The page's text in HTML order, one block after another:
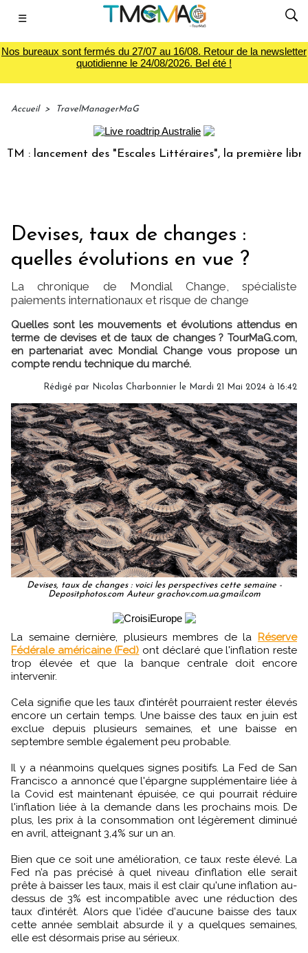
☰
Nos bureaux sont fermés du 27/07 au 16/08. Retour de la newsletter
quotidienne le 24/08/2026. Bel été !
Accueil > TravelManagerMaG
des "Escales Littéraires", la première librairie du
Devises, taux de changes :
quelles évolutions en vue ?
La chronique de Mondial Change, spécialiste
paiements internationaux et risque de change
Quelles sont les mouvements et évolutions attendus en
terme de devises et de taux de changes ? TourMaG.com,
en partenariat avec Mondial Change vous propose un
compte rendu technique du marché.
Rédigé par Nicolas Charbonnier le Mardi 21 Mai 2024 à 16:42
Devises, taux de changes : voici les perspectives cette semaine -
Depositphotos.com Auteur grachov.com.ua.gmail.com
La semaine dernière, plusieurs membres de la Réserve
Fédérale américaine (Fed) ont déclaré que l'inflation reste
trop élevée et que la banque centrale doit encore
intervenir.
Cela signifie que les taux d’intérêt pourraient rester élevés
encore un certain temps. Une baisse des taux en juin est
exclue depuis plusieurs semaines, et une baisse en
septembre semble également peu probable.
Il y a néanmoins quelques signes positifs. La Fed de San
Francisco a annoncé que l'épargne supplémentaire liée à
la Covid est maintenant épuisée, ce qui pourrait réduire
l'inflation liée à la demande dans les prochains mois. De
plus, les prix à la consommation ont légèrement diminué
en avril, atteignant 3,4% sur un an.
Bien que ce soit une amélioration, ce taux reste élevé. La
Fed n’a pas précisé à quel niveau d’inflation elle serait
prête à baisser les taux, mais il est clair qu'une inflation au-
dessus de 3% est incompatible avec une réduction des
taux d’intérêt. Alors que l'idée d'aucune baisse des taux
cette année semblait absurde il y a quelques semaines,
elle est désormais prise au sérieux.